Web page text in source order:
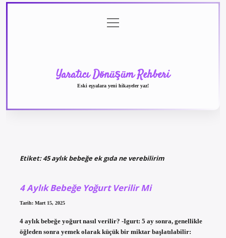
menüyü
aç
Yaratıcı Dönüşüm Rehberi
Eski eşyalara yeni hikayeler yaz!
Etiket:45 aylık bebeğe ek gıda ne verebilirim
4 Aylık Bebeğe Yoğurt Verilir Mi
Tarih: Mart 15, 2025
4 aylık bebeğe yoğurt nasıl verilir? -Igurt: 5 ay sonra, genellikle
öğleden sonra yemek olarak küçük bir miktar başlatılabilir: